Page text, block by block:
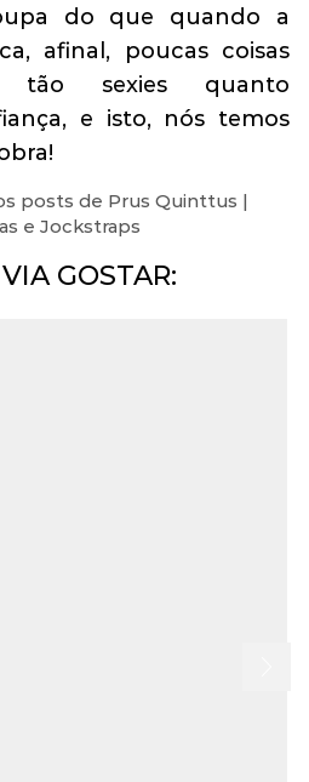
do que quando a
afinal, poucas coisas
tão sexies quanto
e isto, nós temos
posts de Prus Quinttus |
e Jockstraps
GOSTAR: